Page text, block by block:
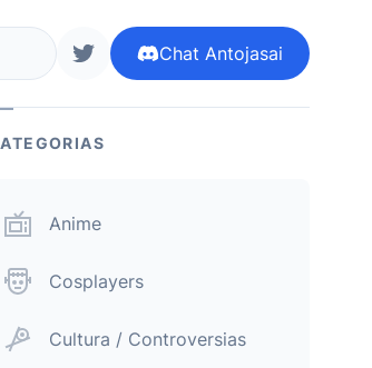
siguenos en twitter
Chat Antojasai
Anime
Cosplayers
Cultura / Controversias